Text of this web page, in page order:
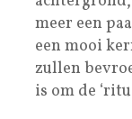
meer een
een mooi
zullen
is om de